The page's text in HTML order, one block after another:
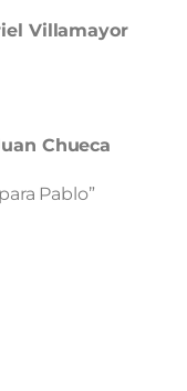
Villamayor
Chueca
Pablo”